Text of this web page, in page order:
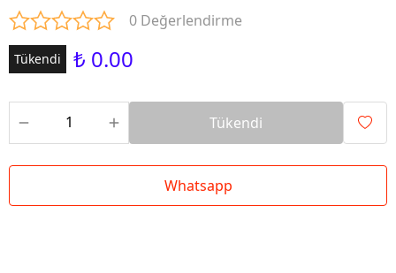
0 Değerlendirme
Tükendi ₺ 0.00
Tükendi
Whatsapp